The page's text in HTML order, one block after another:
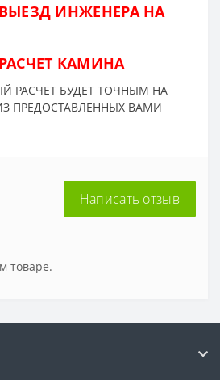
ИНЖЕНЕРА НА
КАМИНА
РАСЧЕТ БУДЕТ ТОЧНЫМ НА
ПРЕДОСТАВЛЕННЫХ ВАМИ
Написать отзыв
товаре.